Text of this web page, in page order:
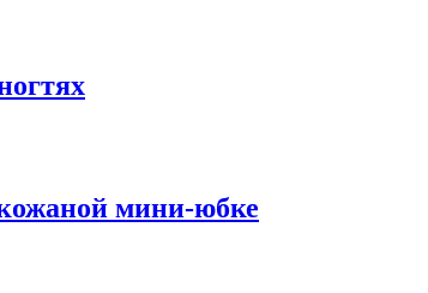
мини-юбке